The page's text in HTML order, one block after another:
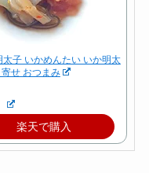
子 いかめんたい いか明太
せ おつまみ
楽天で購入